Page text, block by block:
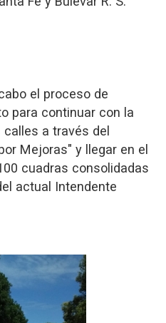
el proceso de
para continuar con la
a través del
Mejoras" y llegar en el
cuadras consolidadas
actual Intendente